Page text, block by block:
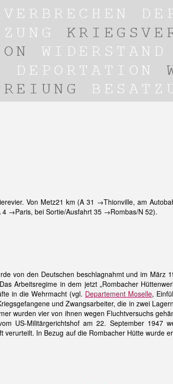
Von Metz21 km (A 31 →Thionville, am
→Paris, bei Sortie/Ausfahrt 35 →Rombas/N 52).
von den Deutschen beschlagnahmt und im März
Arbeitsregime in dem jetzt „Rombacher
in die Wehrmacht (vgl. Departement Moselle,
und Zwangsarbeiter, die in zwei
wurden vier von ihnen wegen Fluchtversuchs
US-Militärgerichtshof am 22. September 1947
In Bezug auf die Rombacher Hütte wurde